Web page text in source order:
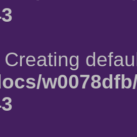
Creating